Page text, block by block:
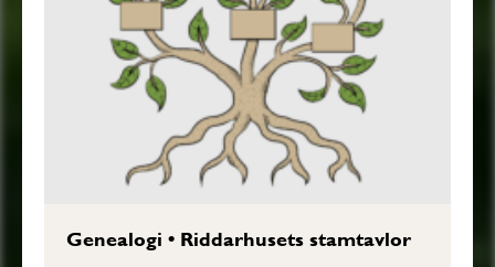
Genealogi • Riddarhusets stamtavlor